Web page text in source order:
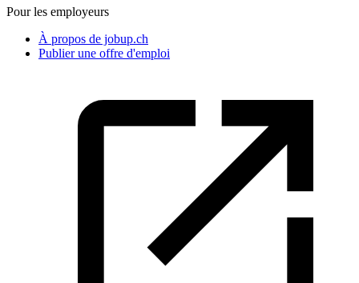
Pour les employeurs
À propos de jobup.ch
Publier une offre d'emploi